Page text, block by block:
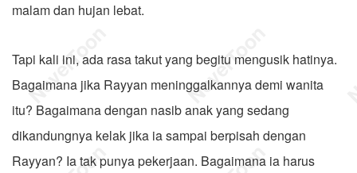
malam dan hujan lebat.
Tapi kali ini, ada rasa takut yang begitu mengusik hatinya.
Bagaimana jika Rayyan meninggalkannya demi wanita
itu? Bagaimana dengan nasib anak yang sedang
dikandungnya kelak jika ia sampai berpisah dengan
Rayyan? Ia tak punya pekerjaan. Bagaimana ia harus